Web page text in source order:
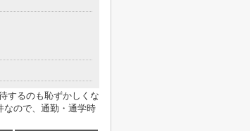
するのも恥ずかしくな
なので、通勤・通学時